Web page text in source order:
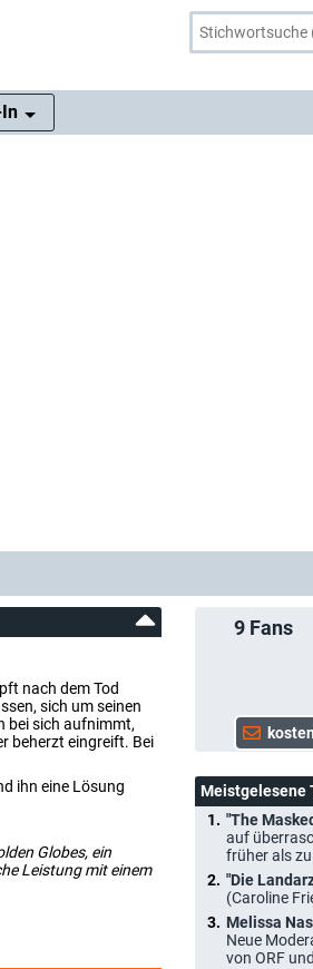
9 Fans
nach dem Tod
sich um seinen
bei sich aufnimmt,
beherzt eingreift. Bei
ihn eine Lösung
Globes, ein
Leistung mit einem
Meistgelesene
"The
auf
früher als
"Die
(Caroline
Melissa
Neue
von ORF